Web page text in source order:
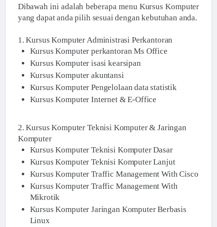
Dibawah ini adalah beberapa menu Kursus Komputer
yang dapat anda pilih sesuai dengan kebutuhan anda.
1. Kursus Komputer Administrasi Perkantoran
Kursus Komputer perkantoran Ms Office
Kursus Komputer isasi kearsipan
Kursus Komputer akuntansi
Kursus Komputer Pengelolaan data statistik
Kursus Komputer Internet & E-Office
2. Kursus Komputer Teknisi Komputer & Jaringan
Komputer
Kursus Komputer Teknisi Komputer Dasar
Kursus Komputer Teknisi Komputer Lanjut
Kursus Komputer Traffic Management With Cisco
Kursus Komputer Traffic Management With
Mikrotik
Kursus Komputer Jaringan Komputer Berbasis
Linux